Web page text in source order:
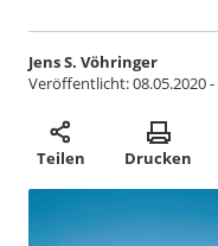
Jens S. Vöhringer
Veröffentlicht:08.05.2020
Teilen Drucken